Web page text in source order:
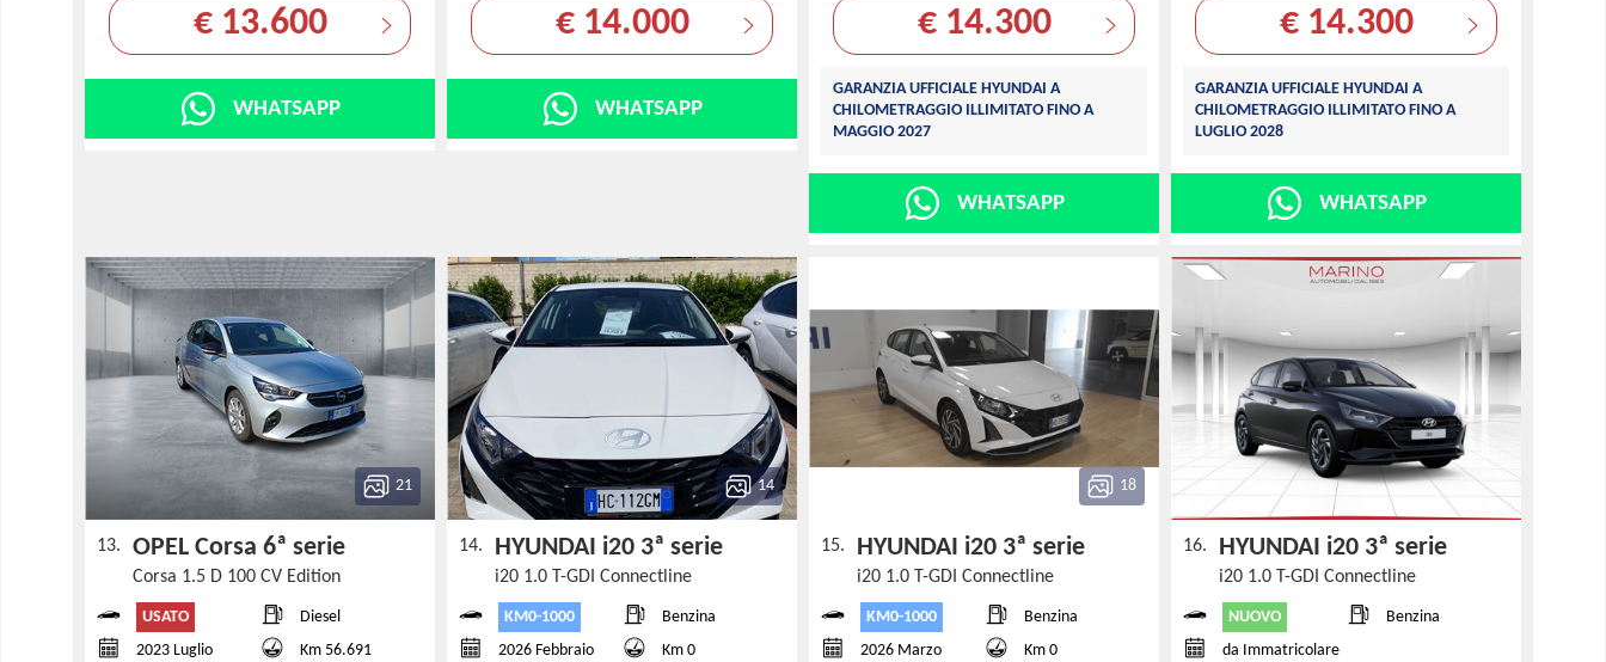
€ 13.600
WHATSAPP
€ 14.000
WHATSAPP
€ 14.300
GARANZIA UFFICIALE HYUNDAI A
CHILOMETRAGGIO ILLIMITATO FINO A
MAGGIO 2027
WHATSAPP
€ 14.300
GARANZIA UFFICIALE HYUNDAI A
CHILOMETRAGGIO ILLIMITATO FINO A
LUGLIO 2028
WHATSAPP
21
13. OPEL Corsa 6ª serie
Corsa 1.5 D 100 CV Edition
USATO
Diesel
2023 Luglio
Km 56.691
14
14. HYUNDAI i20 3ª serie
i20 1.0 T-GDI Connectline
KM0-1000
Benzina
2026 Febbraio
Km 0
18
15. HYUNDAI i20 3ª serie
i20 1.0 T-GDI Connectline
KM0-1000
Benzina
2026 Marzo
Km 0
16. HYUNDAI i20 3ª serie
i20 1.0 T-GDI Connectline
NUOVO
Benzina
da Immatricolare